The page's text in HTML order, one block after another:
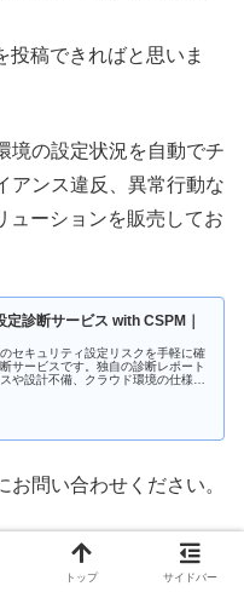
投稿できればと思いま
境の設定状況を自動でチ
アンス違反、異常行動な
ューションを販売してお
定診断サービス with CSPM｜
セキュリティ設定リスクを手軽に確
サービスです。独自の診断レポート
や設計不備、クラウド環境の仕様変
問い合わせください。
トップ サイドバー